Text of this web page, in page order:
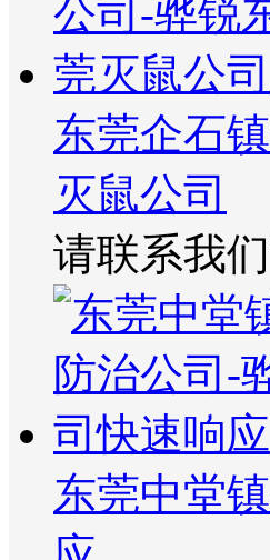
东莞企石
灭鼠公司
请联系我
东莞中堂